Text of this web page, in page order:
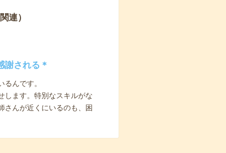
連）
謝される＊
んです。
します。特別なスキルがな
さんが近くにいるのも、困